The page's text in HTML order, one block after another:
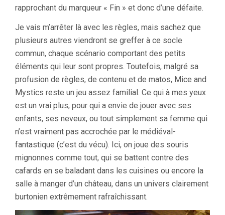
rapprochant du marqueur « Fin » et donc d’une défaite.
Je vais m’arrêter là avec les règles, mais sachez que
plusieurs autres viendront se greffer à ce socle
commun, chaque scénario comportant des petits
éléments qui leur sont propres. Toutefois, malgré sa
profusion de règles, de contenu et de matos, Mice and
Mystics reste un jeu assez familial. Ce qui à mes yeux
est un vrai plus, pour qui a envie de jouer avec ses
enfants, ses neveux, ou tout simplement sa femme qui
n’est vraiment pas accrochée par le médiéval-
fantastique (c’est du vécu). Ici, on joue des souris
mignonnes comme tout, qui se battent contre des
cafards en se baladant dans les cuisines ou encore la
salle à manger d’un château, dans un univers clairement
burtonien extrêmement rafraîchissant.